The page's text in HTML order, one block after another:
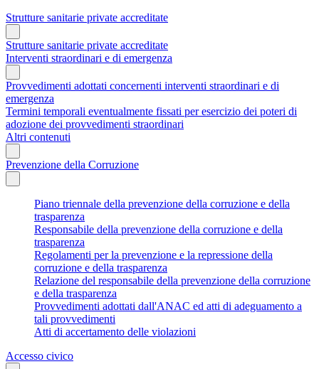
Strutture sanitarie private accreditate
Strutture sanitarie private accreditate
Interventi straordinari e di emergenza
Provvedimenti adottati concernenti interventi straordinari e di
emergenza
Termini temporali eventualmente fissati per esercizio dei poteri di
adozione dei provvedimenti straordinari
Altri contenuti
Prevenzione della Corruzione
Piano triennale della prevenzione della corruzione e della
trasparenza
Responsabile della prevenzione della corruzione e della
trasparenza
Regolamenti per la prevenzione e la repressione della
corruzione e della trasparenza
Relazione del responsabile della prevenzione della corruzione
e della trasparenza
Provvedimenti adottati dall'ANAC ed atti di adeguamento a
tali provvedimenti
Atti di accertamento delle violazioni
Accesso civico